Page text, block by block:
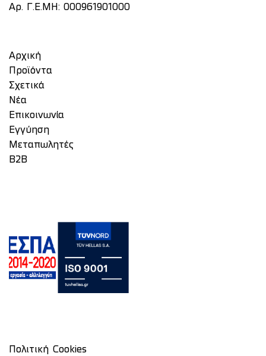
Αρ. Γ.Ε.ΜΗ: 000961901000
Αρχική
Προϊόντα
Σχετικά
Νέα
Επικοινωνία
Eγγύηση
Μεταπωλητές
Β2Β
Πολιτική Cookies